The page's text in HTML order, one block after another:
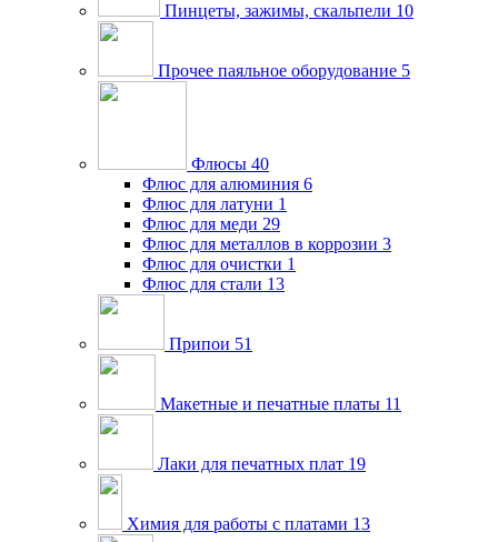
Пинцеты, зажимы, скальпели 10
Прочее паяльное оборудование 5
Флюсы 40
Флюс для алюминия 6
Флюс для латуни 1
Флюс для меди 29
Флюс для металлов в коррозии 3
Флюс для очистки 1
Флюс для стали 13
Припои 51
Макетные и печатные платы 11
Лаки для печатных плат 19
Химия для работы с платами 13